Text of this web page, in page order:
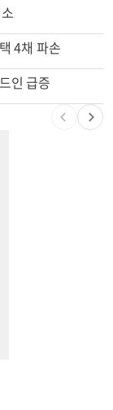
4채 파손
인 급증